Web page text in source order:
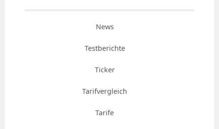
News
Testberichte
Ticker
Tarifvergleich
Tarife